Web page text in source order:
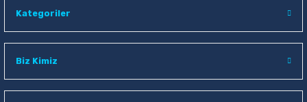
Kategoriler
Biz Kimiz